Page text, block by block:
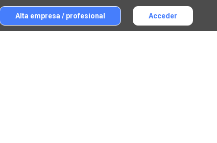
Alta empresa / profesional Acceder